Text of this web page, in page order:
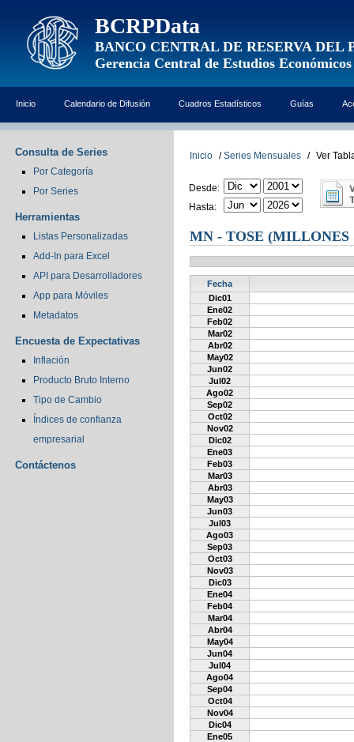
BCRPData
BANCO CENTRAL DE RESERVA DEL
Gerencia Central de Estudios Económicos
Inicio Calendario de Difusión Cuadros Estadísticos Guías
Consulta de Series
Por Categoría
Por Series
Herramientas
Listas Personalizadas
Add-In para Excel
API para Desarrolladores
App para Móviles
Metadatos
Encuesta de Expectativas
Inflación
Producto Bruto Interno
Tipo de Cambio
Índices de confianza
empresarial
Contáctenos
Inicio / Series Mensuales / Ver
Desde:
Hasta:
MN - TOSE (MILLONES
Fecha
Dic01
Ene02
Feb02
Mar02
Abr02
May02
Jun02
Jul02
Ago02
Sep02
Oct02
Nov02
Dic02
Ene03
Feb03
Mar03
Abr03
May03
Jun03
Jul03
Ago03
Sep03
Oct03
Nov03
Dic03
Ene04
Feb04
Mar04
Abr04
May04
Jun04
Jul04
Ago04
Sep04
Oct04
Nov04
Dic04
Ene05